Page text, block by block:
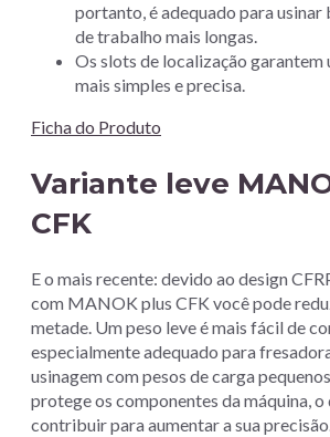
portanto, é adequado para usinar
de trabalho mais longas.
Os slots de localização garantem
mais simples e precisa.
Ficha do Produto
Variante leve
CFK
E o mais recente: devido ao design
com MANOK plus CFK você pode
metade. Um peso leve é ​​mais fácil de
especialmente adequado para
usinagem com pesos de carga
protege os componentes da máquina, o
contribuir para aumentar a sua